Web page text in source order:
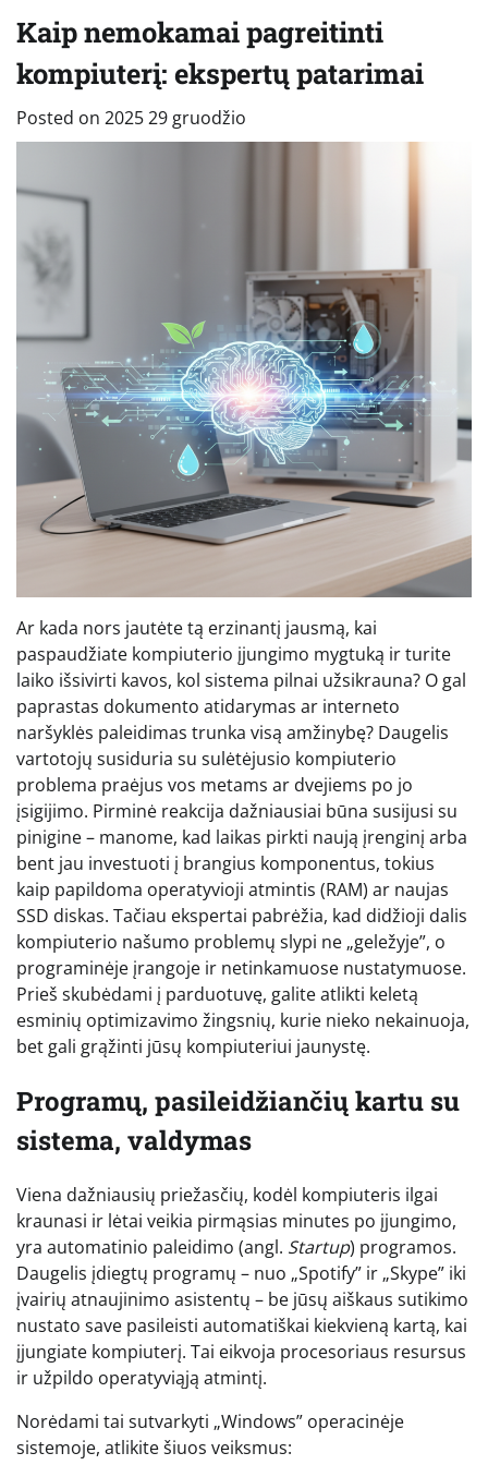
Kaip nemokamai pagreitinti
kompiuterį: ekspertų patarimai
Posted on 2025 29 gruodžio
Ar kada nors jautėte tą erzinantį jausmą, kai
paspaudžiate kompiuterio įjungimo mygtuką ir turite
laiko išsivirti kavos, kol sistema pilnai užsikrauna? O gal
paprastas dokumento atidarymas ar interneto
naršyklės paleidimas trunka visą amžinybę? Daugelis
vartotojų susiduria su sulėtėjusio kompiuterio
problema praėjus vos metams ar dvejiems po jo
įsigijimo. Pirminė reakcija dažniausiai būna susijusi su
pinigine – manome, kad laikas pirkti naują įrenginį arba
bent jau investuoti į brangius komponentus, tokius
kaip papildoma operatyvioji atmintis (RAM) ar naujas
SSD diskas. Tačiau ekspertai pabrėžia, kad didžioji dalis
kompiuterio našumo problemų slypi ne „geležyje”, o
programinėje įrangoje ir netinkamuose nustatymuose.
Prieš skubėdami į parduotuvę, galite atlikti keletą
esminių optimizavimo žingsnių, kurie nieko nekainuoja,
bet gali grąžinti jūsų kompiuteriui jaunystę.
Programų, pasileidžiančių kartu su
sistema, valdymas
Viena dažniausių priežasčių, kodėl kompiuteris ilgai
kraunasi ir lėtai veikia pirmąsias minutes po įjungimo,
yra automatinio paleidimo (angl. Startup) programos.
Daugelis įdiegtų programų – nuo „Spotify” ir „Skype” iki
įvairių atnaujinimo asistentų – be jūsų aiškaus sutikimo
nustato save pasileisti automatiškai kiekvieną kartą, kai
įjungiate kompiuterį. Tai eikvoja procesoriaus resursus
ir užpildo operatyviąją atmintį.
Norėdami tai sutvarkyti „Windows” operacinėje
sistemoje, atlikite šiuos veiksmus: